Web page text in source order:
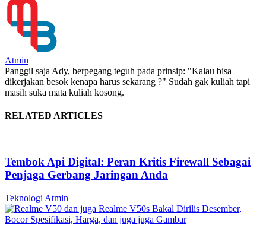
Atmin
Panggil saja Ady, berpegang teguh pada prinsip: "Kalau bisa
dikerjakan besok kenapa harus sekarang ?" Sudah gak kuliah tapi
masih suka mata kuliah kosong.
RELATED ARTICLES
Tembok Api Digital: Peran Kritis Firewall Sebagai
Penjaga Gerbang Jaringan Anda
Teknologi Atmin